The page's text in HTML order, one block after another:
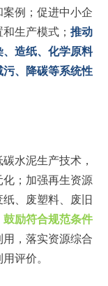
例；促进中小企
生产模式； 推动
造纸、化学原料
、降碳等系统性
水泥生产技术，
；加强再生资源
、废塑料、废旧
鼓励符合规范条件
用，落实资源综合
评价。